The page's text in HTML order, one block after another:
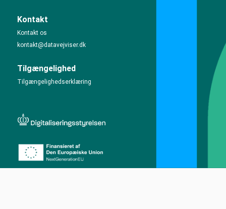
Kontakt
Kontakt os
kontakt@datavejviser.dk
Tilgængelighed
Tilgængelighedserklæring